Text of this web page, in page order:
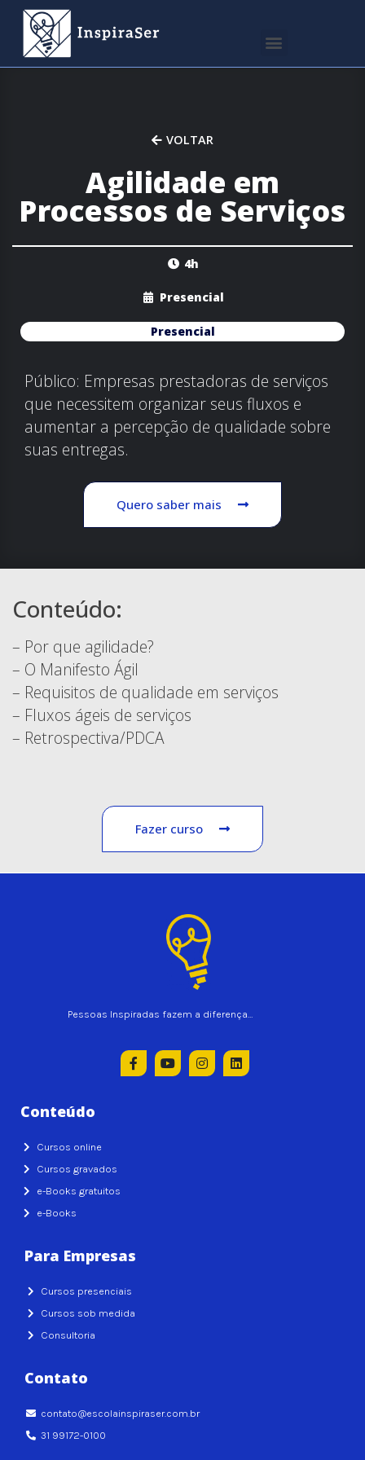
Agilidade em
Processos de Serviços
4h
Presencial
Presencial
Público: Empresas prestadoras de serviços
que necessitem organizar seus fluxos e
aumentar a percepção de qualidade sobre
suas entregas.
Quero saber mais
VOLTAR
Conteúdo:
– Por que agilidade?
– O Manifesto Ágil
– Requisitos de qualidade em serviços
– Fluxos ágeis de serviços
– Retrospectiva/PDCA
Fazer curso
Pessoas Inspiradas fazem a diferença…
Conteúdo
Cursos online
Cursos gravados
e-Books gratuitos
e-Books
Para Empresas
Cursos presenciais
Cursos sob medida
Consultoria
Contato
contato@escolainspiraser.com.br
31 99172-0100